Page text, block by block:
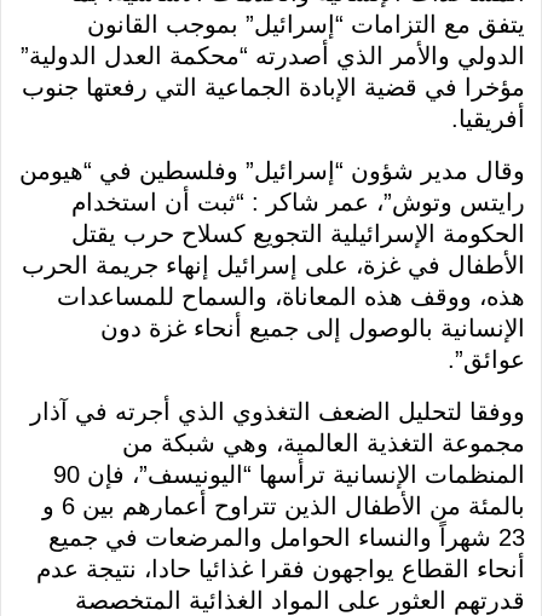
يتفق مع التزامات “إسرائيل” بموجب القانون
الدولي والأمر الذي أصدرته “محكمة العدل الدولية”
مؤخرا في قضية الإبادة الجماعية التي رفعتها جنوب
أفريقيا.
وقال مدير شؤون “إسرائيل” وفلسطين في “هيومن
رايتس وتوش”، عمر شاكر : “ثبت أن استخدام
الحكومة الإسرائيلية التجويع كسلاح حرب يقتل
الأطفال في غزة، على إسرائيل إنهاء جريمة الحرب
هذه، ووقف هذه المعاناة، والسماح للمساعدات
الإنسانية بالوصول إلى جميع أنحاء غزة دون
عوائق”.
ووفقا لتحليل الضعف التغذوي الذي أجرته في آذار
مجموعة التغذية العالمية، وهي شبكة من
المنظمات الإنسانية ترأسها “اليونيسف”، فإن 90
بالمئة من الأطفال الذين تتراوح أعمارهم بين 6 و
23 شهراً والنساء الحوامل والمرضعات في جميع
أنحاء القطاع يواجهون فقرا غذائيا حادا، نتيجة عدم
قدرتهم العثور على المواد الغذائية المتخصصة